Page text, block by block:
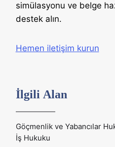
simülasyonu ve belge
destek alın.
Hemen iletişim kurun
İlgili Alan
Göçmenlik ve Yabancılar
İş Hukuku